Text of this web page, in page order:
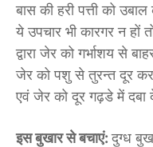
बास की हरी पत्ती को
ये उपचार भी कारगर न हों
द्वारा जेर को गर्भाशय से
जेर को पशु से तुरन्त दूर
एवं जेर को दूर गढ़डे में दबा
इस बुखार से बचाएं:दुग्ध